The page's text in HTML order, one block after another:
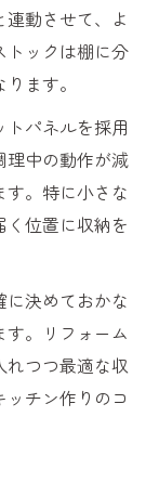
動させて、よ
トックは棚に分
ます。
パネルを採用
理中の動作が減
。特に小さな
位置に収納を
決めておかな
。リフォーム
つつ最適な収
チン作りのコ